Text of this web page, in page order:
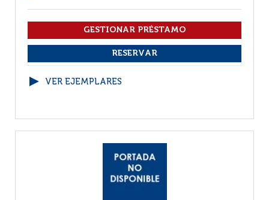
VER EJEMPLARES